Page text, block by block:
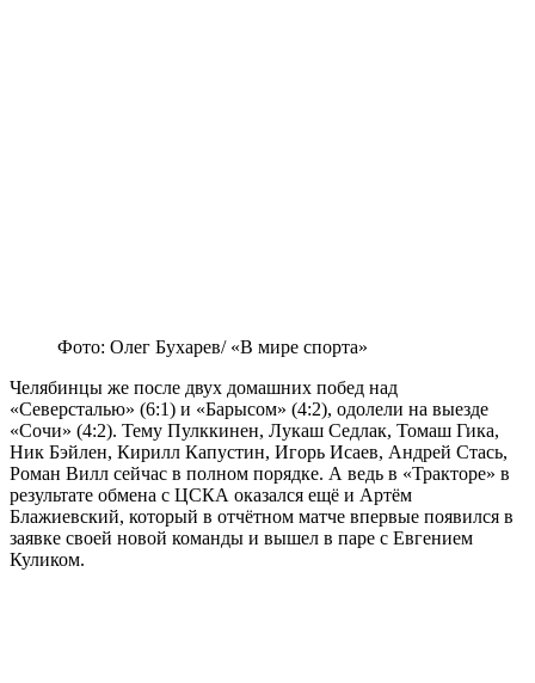
Фото: Олег Бухарев/ «В мире спорта»
Челябинцы же после двух домашних побед над
«Северсталью» (6:1) и «Барысом» (4:2), одолели на выезде
«Сочи» (4:2). Тему Пулккинен, Лукаш Седлак, Томаш Гика,
Ник Бэйлен, Кирилл Капустин, Игорь Исаев, Андрей Стась,
Роман Вилл сейчас в полном порядке. А ведь в «Тракторе» в
результате обмена с ЦСКА оказался ещё и Артём
Блажиевский, который в отчётном матче впервые появился в
заявке своей новой команды и вышел в паре с Евгением
Куликом.